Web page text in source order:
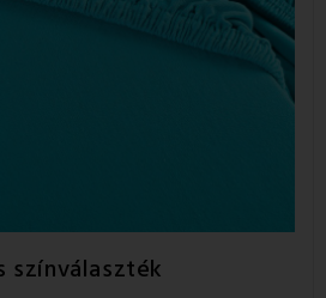
színválaszték